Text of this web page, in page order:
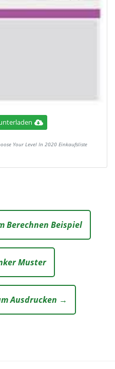
Your Level In 2020 Einkaufsliste
Berechnen Beispiel
Muster
Ausdrucken →